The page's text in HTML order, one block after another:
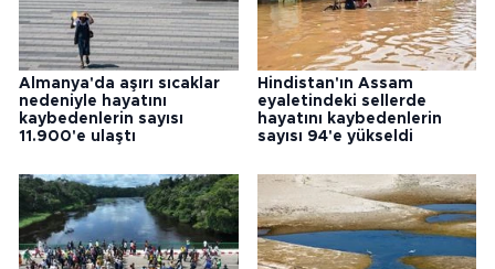
Almanya'da aşırı sıcaklar
nedeniyle hayatını
kaybedenlerin sayısı
11.900'e ulaştı
Hindistan'ın Assam
eyaletindeki sellerde
hayatını kaybedenlerin
sayısı 94'e yükseldi